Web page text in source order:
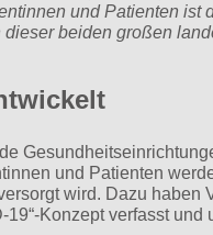
und Patienten ist
beiden großen
und Patienten
wird. Dazu haben
Konzept verfasst und